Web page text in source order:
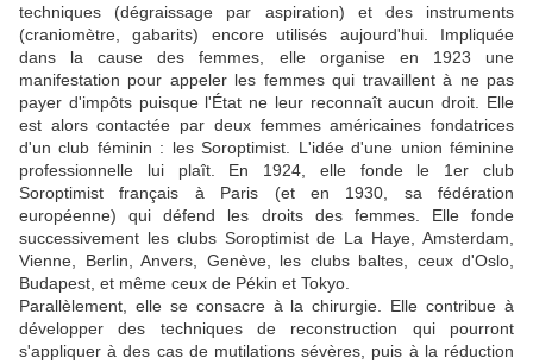
techniques (dégraissage par aspiration) et des instruments
(craniomètre, gabarits) encore utilisés aujourd'hui. Impliquée
dans la cause des femmes, elle organise en 1923 une
manifestation pour appeler les femmes qui travaillent à ne pas
payer d'impôts puisque l'État ne leur reconnaît aucun droit. Elle
est alors contactée par deux femmes américaines fondatrices
d'un club féminin : les Soroptimist. L'idée d'une union féminine
professionnelle lui plaît. En 1924, elle fonde le 1er club
Soroptimist français à Paris (et en 1930, sa fédération
européenne) qui défend les droits des femmes. Elle fonde
successivement les clubs Soroptimist de La Haye, Amsterdam,
Vienne, Berlin, Anvers, Genève, les clubs baltes, ceux d'Oslo,
Budapest, et même ceux de Pékin et Tokyo.
Parallèlement, elle se consacre à la chirurgie. Elle contribue à
développer des techniques de reconstruction qui pourront
s'appliquer à des cas de mutilations sévères, puis à la réduction